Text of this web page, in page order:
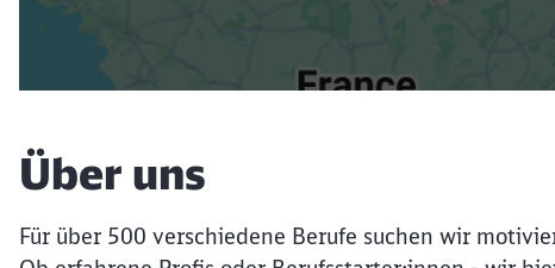
Über uns
Für über 500 verschiedene Berufe suchen wir